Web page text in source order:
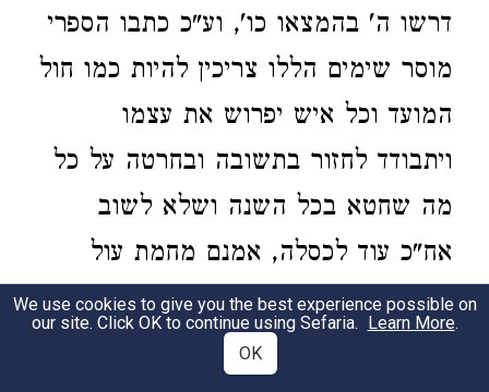
דרשו ה' בהמצאו כו', וע"כ כתבו הספרי
מוסר שימים הללו צריכין להיות כמו חול
המועד וכל איש יפרוש את עצמו
ויתבודד לחזור בתשובה ובחרטה על כל
מה שחטא בכל השנה ושלא לשוב
אח"כ עוד לכסלה, אמנם מחמת עול
הגלות ודוחק הפרנסה הכל טרודים
במשא ומתן ואין להם פנאי כל השבוע
We use cookies to give you the best experience possible on
our site. Click OK to continue using Sefaria. Learn More.
OK